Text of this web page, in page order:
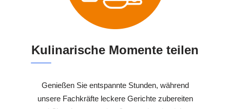
Kulinarische Momente teilen
Genießen Sie entspannte Stunden, während
unsere Fachkräfte leckere Gerichte zubereiten